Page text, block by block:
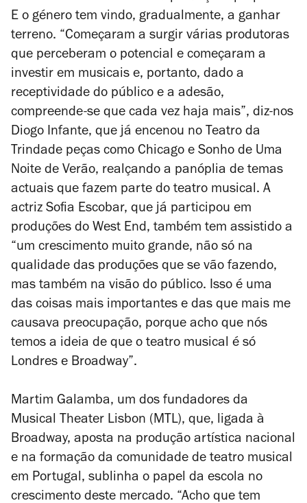
E o género tem vindo, gradualmente, a ganhar
terreno. “Começaram a surgir várias produtoras
que perceberam o potencial e começaram a
investir em musicais e, portanto, dado a
receptividade do público e a adesão,
compreende-se que cada vez haja mais”, diz-nos
Diogo Infante, que já encenou no Teatro da
Trindade peças como Chicago e Sonho de Uma
Noite de Verão, realçando a panóplia de temas
actuais que fazem parte do teatro musical. A
actriz Sofia Escobar, que já participou em
produções do West End, também tem assistido a
“um crescimento muito grande, não só na
qualidade das produções que se vão fazendo,
mas também na visão do público. Isso é uma
das coisas mais importantes e das que mais me
causava preocupação, porque acho que nós
temos a ideia de que o teatro musical é só
Londres e Broadway”.
Martim Galamba, um dos fundadores da
Musical Theater Lisbon (MTL), que, ligada à
Broadway, aposta na produção artística nacional
e na formação da comunidade de teatro musical
em Portugal, sublinha o papel da escola no
crescimento deste mercado. “Acho que tem